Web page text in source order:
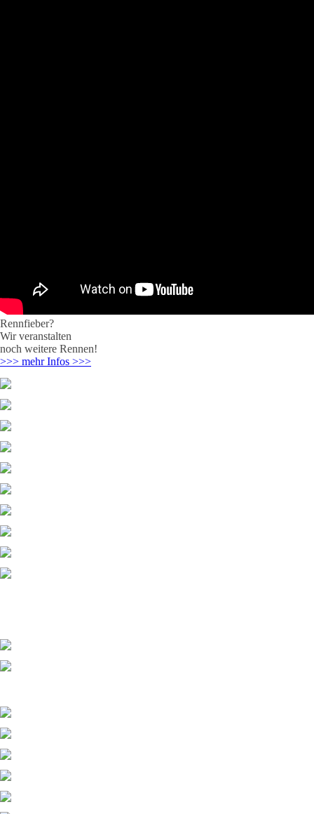
Rennfieber?
Wir veranstalten
noch weitere Rennen!
>>> mehr Infos >>>